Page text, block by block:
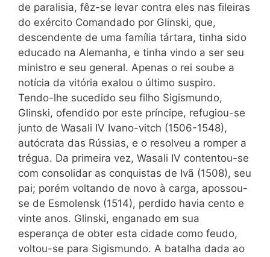
de paralisia, fêz-se levar contra eles nas fileiras
do exército Comandado por Glinski, que,
descendente de uma família tártara, tinha sido
educado na Alemanha, e tinha vindo a ser seu
ministro e seu general. Apenas o rei soube a
notícia da vitória exalou o último suspiro.
Tendo-lhe sucedido seu filho Sigismundo,
Glinski, ofendido por este príncipe, refugiou-se
junto de Wasali IV Ivano-vitch (1506-1548),
autócrata das Rússias, e o resolveu a romper a
trégua. Da primeira vez, Wasali IV contentou-se
com consolidar as conquistas de Ivã (1508), seu
pai; porém voltando de novo à carga, apossou-
se de Esmolensk (1514), perdido havia cento e
vinte anos. Glinski, enganado em sua
esperança de obter esta cidade como feudo,
voltou-se para Sigismundo. A batalha dada ao